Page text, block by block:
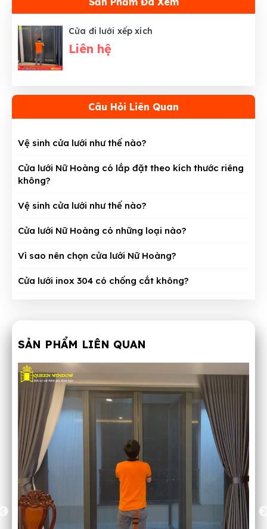
Cửa đi lưới xếp xích
Liên hệ
Câu Hỏi Liên Quan
Vệ sinh cửa lưới như thế nào?
Cửa lưới Nữ Hoàng có lắp đặt theo kích thước riêng
không?
Vệ sinh cửa lưới như thế nào?
Cửa lưới Nữ Hoàng có những loại nào?
Vì sao nên chọn cửa lưới Nữ Hoàng?
Cửa lưới inox 304 có chống cắt không?
SẢN PHẨM LIÊN QUAN